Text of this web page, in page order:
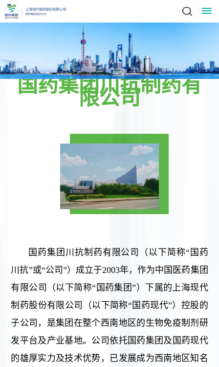
于
我
导
辞
集
团
简
展
战
略
架
构
所
态
业
中
心
产
品
科
技
责
与
文
国药集团川抗制药有
限公司
国药集团川抗制药有限公司（以下简称“国药
川抗”或“公司”）成立于2003年，作为中国医药集团
有限公司（以下简称“国药集团”）下属的上海现代
制药股份有限公司（以下简称“国药现代”）控股的
子公司，是集团在整个西南地区的生物免疫制剂研
发平台及产业基地。公司依托国药集团及国药现代
的雄厚实力及技术优势，已发展成为西南地区知名